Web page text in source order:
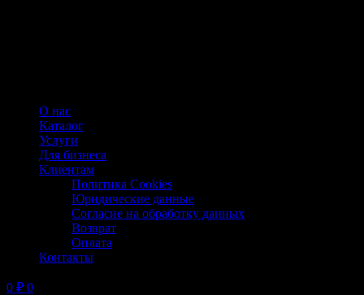
О нас
Каталог
Услуги
Для бизнеса
Клиентам
Политика Cookies
Юридические данные
Согласие на обработку данных
Возврат
Оплата
Контакты
0 ₽ 0